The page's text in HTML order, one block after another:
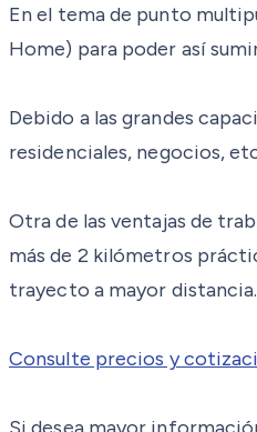
En el tema de punto
Home) para poder así
Debido a las grandes
residenciales, negocios,
Otra de las ventajas de
más de 2 kilómetros
trayecto a mayor distancia.
Consulte precios y